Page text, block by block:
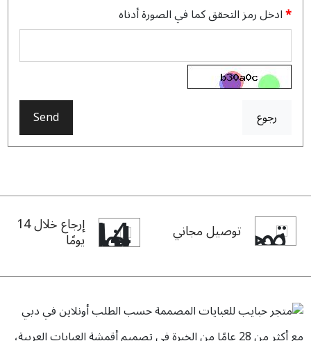
ادخل رمز التحقق كما في الصورة أدناه
رجوع Send
توصيل مجاني إرجاع خلال 14
يومًا